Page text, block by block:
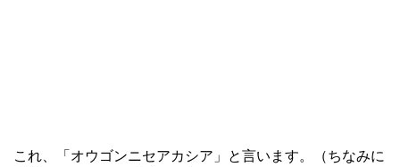
これ、「オウゴンニセアカシア」と言います。（ちなみに